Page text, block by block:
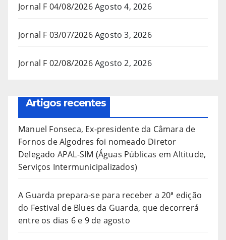
Jornal F 04/08/2026Agosto 4, 2026
Jornal F 03/07/2026Agosto 3, 2026
Jornal F 02/08/2026Agosto 2, 2026
Artigos recentes
Manuel Fonseca, Ex-presidente da Câmara de
Fornos de Algodres foi nomeado Diretor
Delegado APAL-SIM (Águas Públicas em Altitude,
Serviços Intermunicipalizados)
A Guarda prepara-se para receber a 20ª edição
do Festival de Blues da Guarda, que decorrerá
entre os dias 6 e 9 de agosto